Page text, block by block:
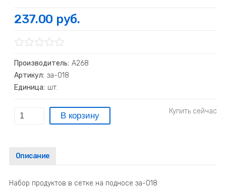
237.00 руб.
Производитель: А268
Артикул: за-018
Единица: шт.
Описание
Набор продуктов в сетке на подносе за-018